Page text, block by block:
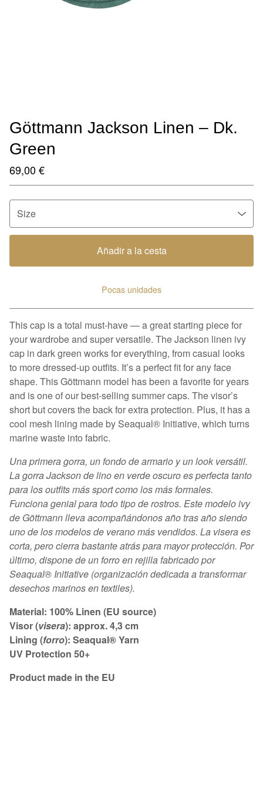
Göttmann Jackson Linen – Dk.
Green
69,00€
Añadir a la cesta
Ver carrito
Pocas unidades
This cap is a total must-have — a great starting piece for
your wardrobe and super versatile. The Jackson linen ivy
cap in dark green works for everything, from casual looks
to more dressed-up outfits. It’s a perfect fit for any face
shape. This Göttmann model has been a favorite for years
and is one of our best-selling summer caps. The visor’s
short but covers the back for extra protection. Plus, it has a
cool mesh lining made by Seaqual® Initiative, which turns
marine waste into fabric.
Una primera gorra, un fondo de armario y un look versátil.
La gorra Jackson de lino en verde oscuro es perfecta tanto
para los outfits más sport como los más formales.
Funciona genial para todo tipo de rostros. Este modelo ivy
de Göttmann lleva acompañándonos año tras año siendo
uno de los modelos de verano más vendidos. La visera es
corta, pero cierra bastante atrás para mayor protección. Por
último, dispone de un forro en rejilla fabricado por
Seaqual® Initiative (organización dedicada a transformar
desechos marinos en textiles).
Material: 100% Linen (EU source)
Visor (visera): approx. 4,3 cm
Lining (forro): Seaqual® Yarn
UV Protection 50+
Product made in the EU